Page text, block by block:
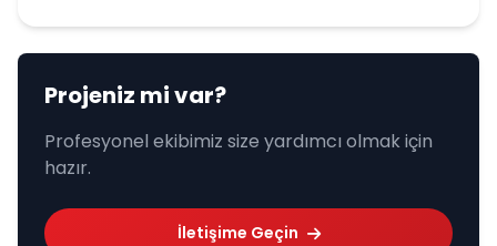
Projeniz mi var?
Profesyonel ekibimiz size yardımcı olmak için
hazır.
İletişime Geçin